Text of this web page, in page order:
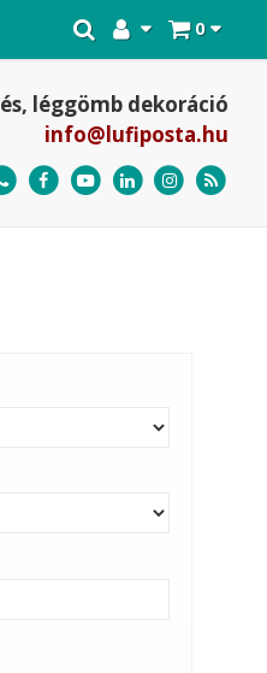
0
léggömb dekoráció
info@lufiposta.hu